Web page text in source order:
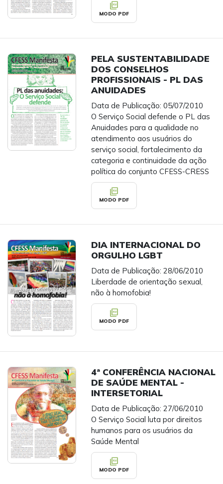
picture_as_pdf
MODO PDF
PELA SUSTENTABILIDADE
DOS CONSELHOS
PROFISSIONAIS - PL DAS
ANUIDADES
Data de Publicação: 05/07/2010
O Serviço Social defende o PL das
Anuidades para a qualidade no
atendimento aos usuários do
serviço social, fortalecimento da
categoria e continuidade da ação
política do conjunto CFESS-CRESS
picture_as_pdf
MODO PDF
DIA INTERNACIONAL DO
ORGULHO LGBT
Data de Publicação: 28/06/2010
Liberdade de orientação sexual,
não à homofobia!
picture_as_pdf
MODO PDF
4ª CONFERÊNCIA NACIONAL
DE SAÚDE MENTAL -
INTERSETORIAL
Data de Publicação: 27/06/2010
O Serviço Social luta por direitos
humanos para os usuários da
Saúde Mental
picture_as_pdf
MODO PDF